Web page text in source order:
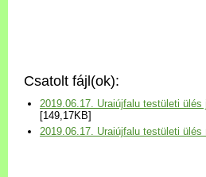
Választási információk
Versenyképes Járások
Csatolt fájl(ok):
2019.06.17. Uraiújfalu testületi
[149,17KB]
2019.06.17. Uraiújfalu testületi ülés